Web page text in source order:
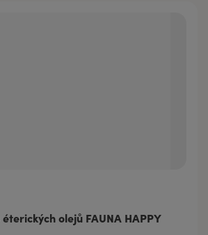
olejů FAUNA HAPPY